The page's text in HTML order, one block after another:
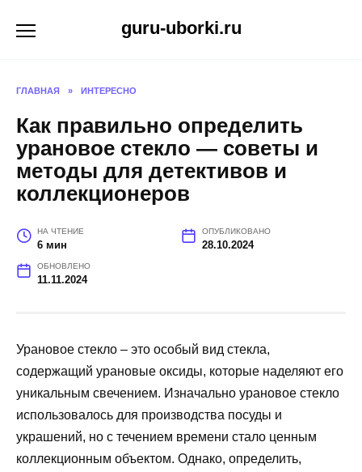
guru-uborki.ru
ГЛАВНАЯ » ИНТЕРЕСНО
Как правильно определить
урановое стекло — советы и
методы для детективов и
коллекционеров
НА ЧТЕНИЕ
6 мин
ОПУБЛИКОВАНО
28.10.2024
ОБНОВЛЕНО
11.11.2024
Урановое стекло – это особый вид стекла,
содержащий урановые оксиды, которые наделяют его
уникальным свечением. Изначально урановое стекло
использовалось для производства посуды и
украшений, но с течением времени стало ценным
коллекционным объектом. Однако, определить,